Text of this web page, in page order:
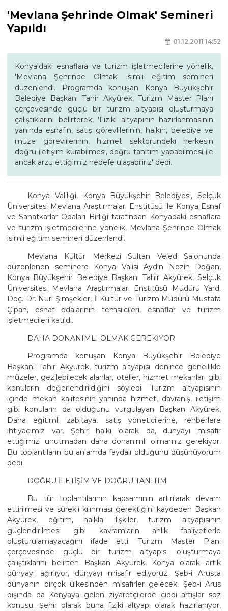
'Mevlana Şehrinde Olmak' Semineri
Yapıldı
01.12.2011 14:52
Konya'daki esnaflara ve turizm işletmecilerine yönelik,
'Mevlana Şehrinde Olmak' isimli eğitim semineri
düzenlendi. Programda konuşan Konya Büyükşehir
Belediye Başkanı Tahir Akyürek, Turizm Master Planı
çerçevesinde güçlü bir turizm altyapısı oluşturmaya
çalıştıklarını belirterek, 'Fiziki altyapının hazırlanmasının
yanında esnafın, satış görevlilerinin, halkın, belediye ve
müze görevlilerinin, hizmet sektöründeki herkesin
doğru iletişim kurabilmesi, doğru tanıtım yapabilmesi ile
ancak arzu ettiğimiz hedefe ulaşabiliriz' dedi.
Konya Valiliği, Konya Büyükşehir Belediyesi, Selçuk
Üniversitesi Mevlana Araştırmaları Enstitüsü ile Konya Esnaf
ve Sanatkarlar Odaları Birliği tarafından Konyadaki esnaflara
ve turizm işletmecilerine yönelik, Mevlana Şehrinde Olmak
isimli eğitim semineri düzenlendi.
Mevlana Kültür Merkezi Sultan Veled Salonunda
düzenlenen seminere Konya Valisi Aydın Nezih Doğan,
Konya Büyükşehir Belediye Başkanı Tahir Akyürek, Selçuk
Üniversitesi Mevlana Araştırmaları Enstitüsü Müdürü Yard.
Doç. Dr. Nuri Şimşekler, İl Kültür ve Turizm Müdürü Mustafa
Çıpan, esnaf odalarının temsilcileri, esnaflar ve turizm
işletmecileri katıldı.
DAHA DONANIMLI OLMAK GEREKİYOR
Programda konuşan Konya Büyükşehir Belediye
Başkanı Tahir Akyürek, turizm altyapısı denince genellikle
müzeler, gezilebilecek alanlar, oteller, hizmet mekanları gibi
konuların değerlendirildiğini söyledi. Turizm altyapısının
içinde mekan kalitesinin yanında hizmet, davranış, iletişim
gibi konuların da olduğunu vurgulayan Başkan Akyürek,
Daha eğitimli zabıtaya, satış yöneticilerine, rehberlere
ihtiyacımız var. Şehir halkı olarak da, dünyayı misafir
ettiğimizi unutmadan daha donanımlı olmamız gerekiyor.
Bu toplantıların bu anlamda faydalı olduğunu düşünüyorum
dedi.
DOĞRU İLETİŞİM VE DOĞRU TANITIM
Bu tür toplantılarının kapsamının artırılarak devam
ettirilmesi ve sürekli kılınması gerektiğini kaydeden Başkan
Akyürek, eğitim, halkla ilişkiler, turizm altyapısının
güçlendirilmesi gibi kavramların anlık faaliyetlerle
oluşturulamayacağını ifade etti. Turizm Master Planı
çerçevesinde güçlü bir turizm altyapısı oluşturmaya
çalıştıklarını belirten Başkan Akyürek, Konya olarak artık
dünyayı ağırlıyor, dünyayı misafir ediyoruz. Şeb-i Arusta
dünyanın birçok ülkesinden misafirler gelecek. Şeb-i Arus
dışında da Konyaya gelen ziyaretçilerde ciddi artışlar söz
konusu. Şehir olarak buna fiziki altyapı olarak hazırlanıyor,